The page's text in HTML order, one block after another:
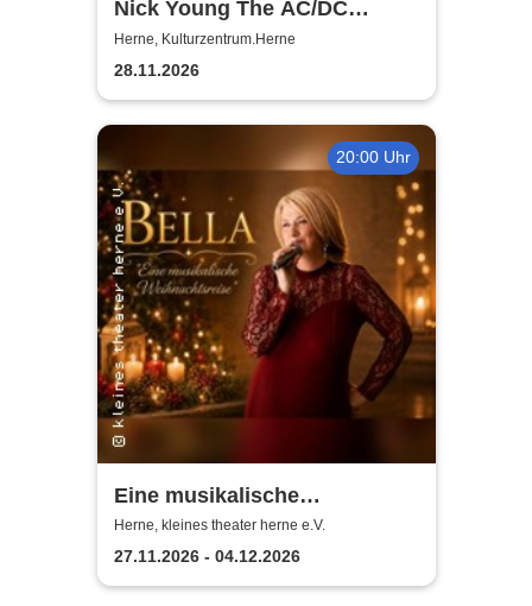
Nick Young The AC/DC
Master-Band
Herne, Kulturzentrum.Herne
28.11.2026
20:00 Uhr
Eine musikalische
Weihnachtsreise - Bella |
Kleines Theater Herne
Herne, kleines theater herne e.V.
27.11.2026 - 04.12.2026